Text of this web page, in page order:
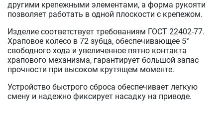
другими крепежными элементами, а форма рукояти
позволяет работать в одной плоскости с крепежом.
Изделие соответствует требованиям ГОСТ 22402-77.
Храповое колесо в 72 зубца, обеспечивающее 5°
свободного хода и увеличенное пятно контакта
храпового механизма, гарантирует большой запас
прочности при высоком крутящем моменте.
Устройство быстрого сброса обеспечивает легкую
смену и надежно фиксирует насадку на приводе.